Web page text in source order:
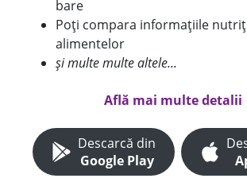
bare
Poți compara informațiile
alimentelor
și multe multe altele...
Află mai multe detalii
Descarcă din
Google Play